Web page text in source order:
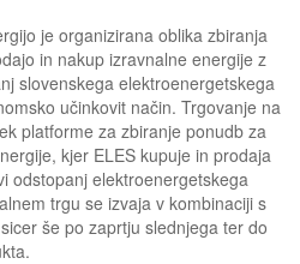
je organizirana oblika zbiranja
in nakup izravnalne energije z
slovenskega elektroenergetskega
učinkovit način. Trgovanje na
platforme za zbiranje ponudb za
kjer ELES kupuje in prodaja
odstopanj elektroenergetskega
trgu se izvaja v kombinaciji s
še po zaprtju slednjega ter do